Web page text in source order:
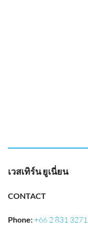
เวสเทิร์น ยูเนี่ยน
CONTACT
Phone:+66 2 831 3271